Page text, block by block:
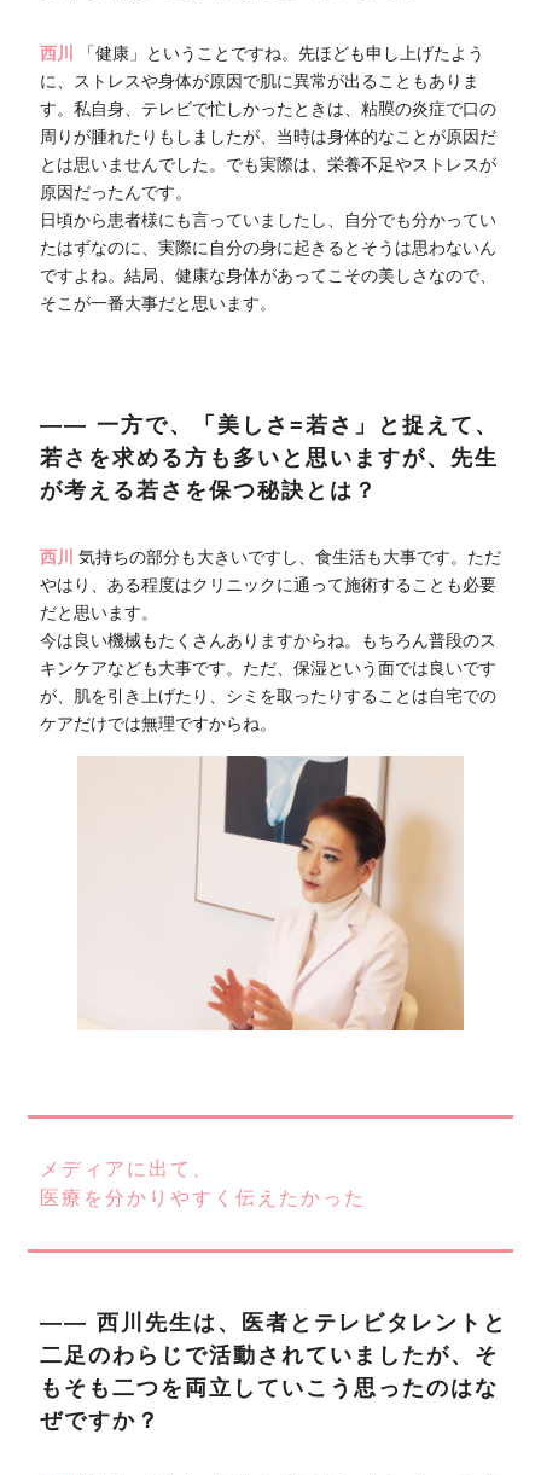
西川
「健康」ということですね。先ほども申し上げたよう
に、ストレスや身体が原因で肌に異常が出ることもありま
す。私自身、テレビで忙しかったときは、粘膜の炎症で口の
周りが腫れたりもしましたが、当時は身体的なことが原因だ
とは思いませんでした。でも実際は、栄養不足やストレスが
原因だったんです。
日頃から患者様にも言っていましたし、自分でも分かってい
たはずなのに、実際に自分の身に起きるとそうは思わないん
ですよね。結局、健康な身体があってこその美しさなので、
そこが一番大事だと思います。
―― 一方で、「美しさ=若さ」と捉えて、
若さを求める方も多いと思いますが、先生
が考える若さを保つ秘訣とは？
西川気持ちの部分も大きいですし、食生活も大事です。ただ
やはり、ある程度はクリニックに通って施術することも必要
だと思います。
今は良い機械もたくさんありますからね。もちろん普段のス
キンケアなども大事です。ただ、保湿という面では良いです
が、肌を引き上げたり、シミを取ったりすることは自宅での
ケアだけでは無理ですからね。
メディアに出て、
医療を分かりやすく伝えたかった
―― 西川先生は、医者とテレビタレントと
二足のわらじで活動されていましたが、そ
もそも二つを両立していこう思ったのはな
ぜですか？